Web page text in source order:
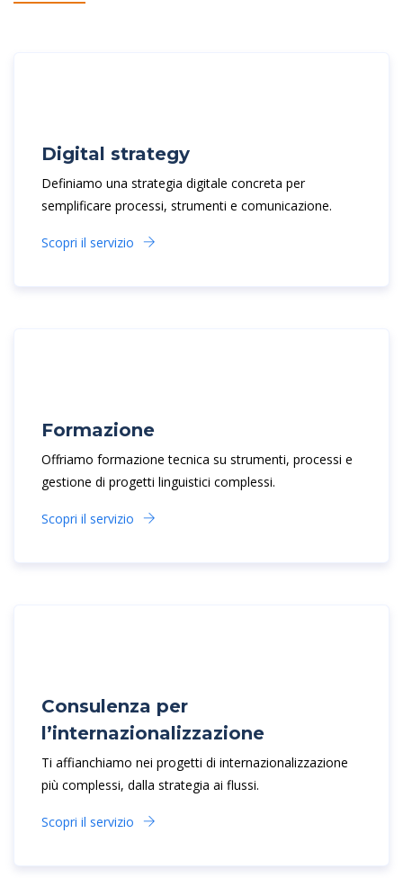
Digital strategy
Definiamo una strategia digitale concreta per
semplificare processi, strumenti e comunicazione.
Scopri il servizio
Formazione
Offriamo formazione tecnica su strumenti, processi e
gestione di progetti linguistici complessi.
Scopri il servizio
Consulenza per
l’internazionalizzazione
Ti affianchiamo nei progetti di internazionalizzazione
più complessi, dalla strategia ai flussi.
Scopri il servizio